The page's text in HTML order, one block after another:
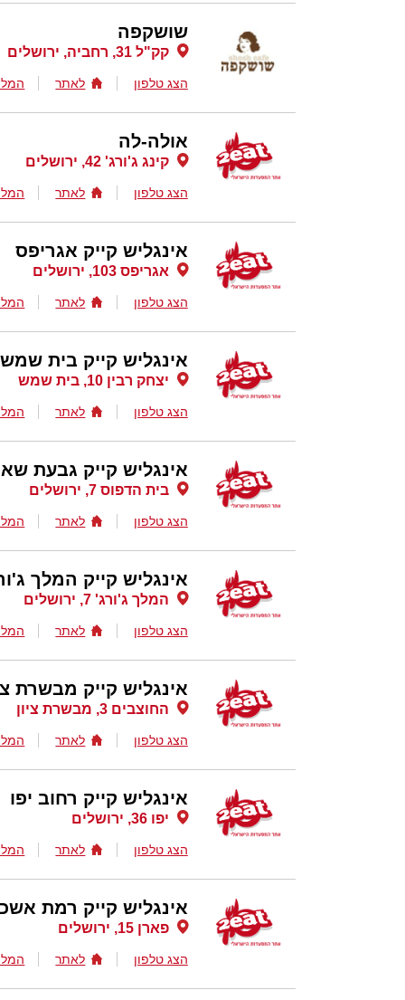
שושקפה
קק"ל 31, רחביה, ירושלים
הצג טלפון לאתר
אולה-לה
קינג ג'ורג' 42, ירושלים
הצג טלפון לאתר
אינגליש קייק אגריפס
אגריפס 103, ירושלים
הצג טלפון לאתר
אינגליש קייק בית שמש
יצחק רבין 10, בית שמש
הצג טלפון לאתר
אינגליש קייק גבעת
בית הדפוס 7, ירושלים
הצג טלפון לאתר
אינגליש קייק המלך
המלך ג'ורג' 7, ירושלים
הצג טלפון לאתר
אינגליש קייק מבשרת
החוצבים 3, מבשרת ציון
הצג טלפון לאתר
אינגליש קייק רחוב יפו
יפו 36, ירושלים
הצג טלפון לאתר
אינגליש קייק רמת
פארן 15, ירושלים
הצג טלפון לאתר